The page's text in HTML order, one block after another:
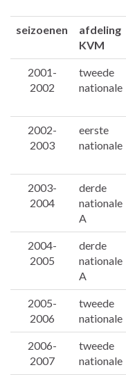
seizoenen
afdeling
KVM
2001-
2002
tweede
nationale
2002-
2003
eerste
nationale
2003-
2004
derde
nationale
A
2004-
2005
derde
nationale
A
2005-
2006
tweede
nationale
2006-
2007
tweede
nationale